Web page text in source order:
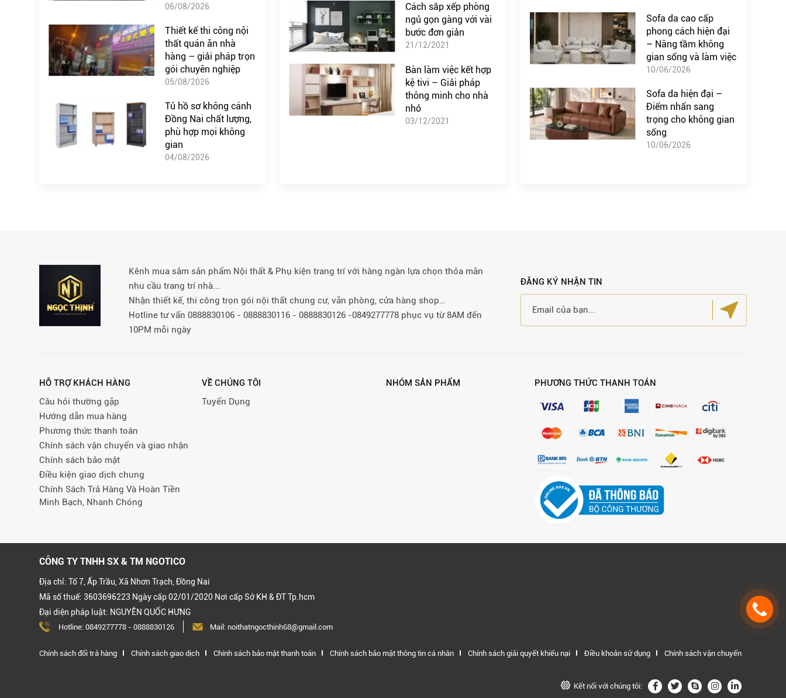
06/08/2026
Thiết kế thi công nội
thất quán ăn nhà
hàng – giải pháp trọn
gói chuyên nghiệp
05/08/2026
Tủ hồ sơ không cánh
Đồng Nai chất lượng,
phù hợp mọi không
gian
04/08/2026
Cách sắp xếp phòng
ngủ gọn gàng với vài
bước đơn giản
21/12/2021
Bàn làm việc kết hợp
kệ tivi – Giải pháp
thông minh cho nhà
nhỏ
03/12/2021
Sofa da cao cấp
phong cách hiện đại
– Nâng tầm không
gian sống và làm việc
10/06/2026
Sofa da hiện đại –
Điểm nhấn sang
trọng cho không gian
sống
10/06/2026
Kênh mua sắm sản phẩm Nội thất & Phụ kiện trang trí với hàng ngàn lựa chọn thỏa mãn
nhu cầu trang trí nhà...
Nhận thiết kế, thi công trọn gói nội thất chung cư, văn phòng, cửa hàng shop…
Hotline tư vấn 0888830106 - 0888830116 - 0888830126 -0849277778 phục vụ từ 8AM đến
10PM mỗi ngày
ĐĂNG KÝ NHẬN TIN
HỖ TRỢ KHÁCH HÀNG
Câu hỏi thường gặp
Hướng dẫn mua hàng
Phương thức thanh toán
Chính sách vận chuyển và giao nhận
Chính sách bảo mật
Điều kiện giao dịch chung
Chính Sách Trả Hàng Và Hoàn Tiền
Minh Bạch, Nhanh Chóng
VỀ CHÚNG TÔI
Tuyển Dụng
NHÓM SẢN PHẨM PHƯƠNG THỨC THANH TOÁN
CÔNG TY TNHH SX & TM NGOTICO
Địa chỉ: Tổ 7, Ấp Trầu, Xã Nhơn Trạch, Đồng Nai
Mã số thuế: 3603696223 Ngày cấp 02/01/2020 Nơi cấp Sở KH & ĐT Tp.hcm
Đại diện pháp luật: NGUYỄN QUỐC HƯNG
Hotline: 0849277778 - 0888830126 Mail: noithatngocthinh68@gmail.com
Chính sách đổi trả hàng Chính sách giao dịch Chính sách bảo mật thanh toán Chính sách bảo mật thông tin cá nhân Chính sách giải quyết khiếu nại Điều khoản sử dụng Chính sách vận chuyển
Kết nối với chúng tôi: